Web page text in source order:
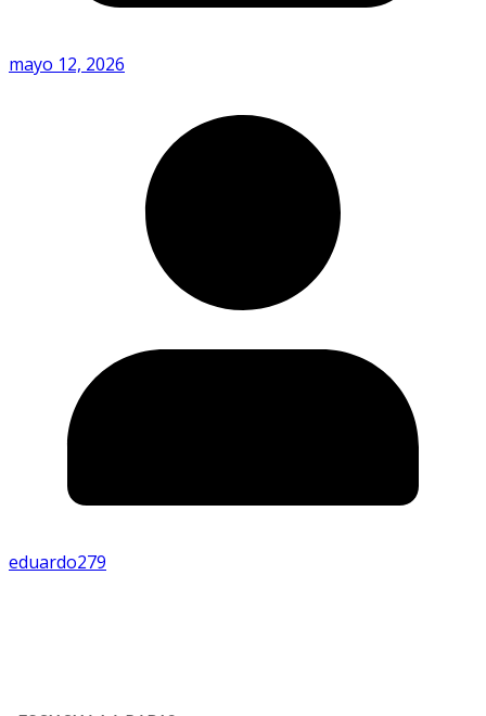
mayo 12, 2026
eduardo279